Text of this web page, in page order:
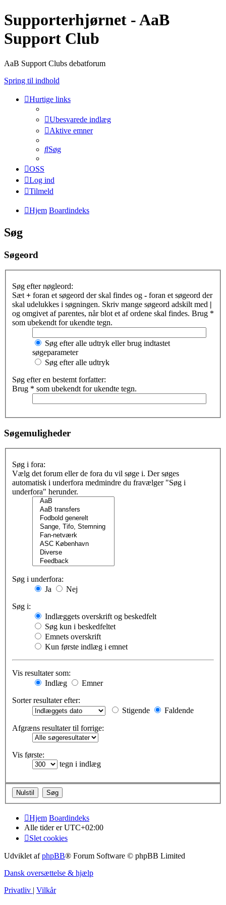
Supporterhjørnet - AaB
Support Club
AaB Support Clubs debatforum
Spring til indhold
Hurtige links
Ubesvarede indlæg
Aktive emner
Søg
OSS
Log ind
Tilmeld
Hjem Boardindeks
Søg
Søgeord
Søg efter nøgleord:
Sæt + foran et søgeord der skal findes og - foran et søgeord der
skal udelukkes i søgningen. Skriv mange søgeord adskilt med |
og omgivet af parentes, når blot et af ordene skal findes. Brug *
som ubekendt for ukendte tegn.
Søg efter alle udtryk eller brug indtastet
søgeparameter
Søg efter alle udtryk
Søg efter en bestemt forfatter:
Brug * som ubekendt for ukendte tegn.
Søgemuligheder
Søg i fora:
Vælg det forum eller de fora du vil søge i. Der søges
automatisk i underfora medmindre du fravælger "Søg i
underfora" herunder.
Søg i underfora:
Ja
Nej
Søg i:
Indlæggets overskrift og beskedfelt
Søg kun i beskedfeltet
Emnets overskrift
Kun første indlæg i emnet
Vis resultater som:
Indlæg
Emner
Sorter resultater efter:
Stigende
Faldende
Afgræns resultater til forrige:
Vis første:
tegn i indlæg
Hjem Boardindeks
Alle tider erUTC+02:00
Slet cookies
Udviklet afphpBB® Forum Software © phpBB Limited
Dansk oversættelse & hjælp
Privatliv | Vilkår